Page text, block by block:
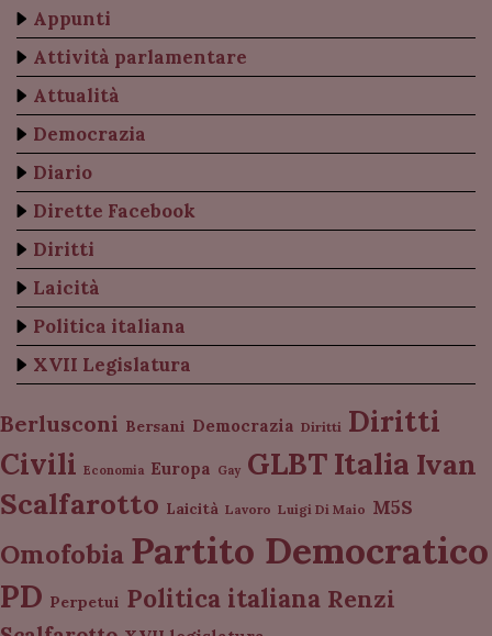
Appunti
Attività parlamentare
Attualità
Democrazia
Diario
Dirette Facebook
Diritti
Laicità
Politica italiana
XVII Legislatura
Berlusconi Bersani Democrazia Diritti Diritti
Civili Economia Europa Gay GLBT Italia Ivan
Scalfarotto Laicità Lavoro Luigi Di Maio M5S
Omofobia Partito Democratico
PD Perpetui Politica italiana Renzi